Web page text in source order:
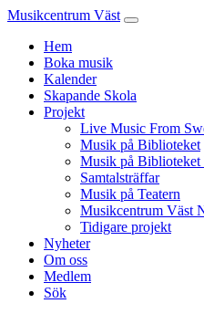
Musikcentrum Väst
Hem
Boka musik
Kalender
Skapande Skola
Projekt
Live Music From
Musik på Biblioteket
Musik på Biblioteket
Samtalsträffar
Musik på Teatern
Musikcentrum Väst
Tidigare projekt
Nyheter
Om oss
Medlem
Sök